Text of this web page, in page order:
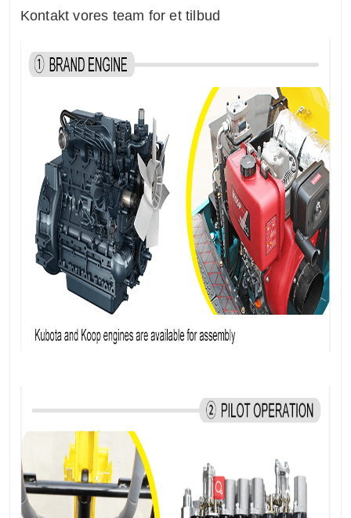
Kontakt vores team for et tilbud